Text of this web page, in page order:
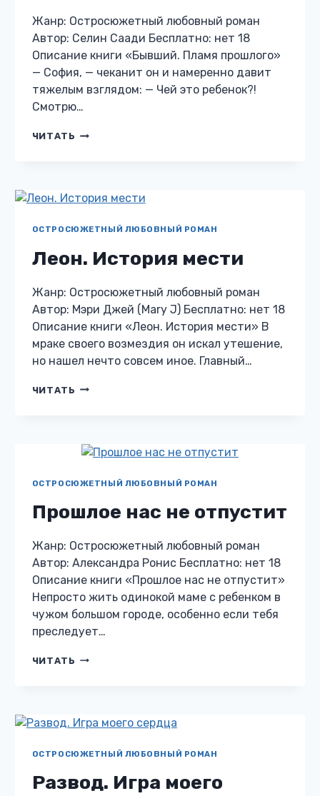
Жанр: Остросюжетный любовный роман
Автор: Селин Саади Бесплатно: нет 18
Описание книги «Бывший. Пламя прошлого»
— София, — чеканит он и намеренно давит
тяжелым взглядом: — Чей это ребенок?!
Смотрю…
ЧИТАТЬ БЫВШИЙ.
ОСТРОСЮЖЕТНЫЙ ЛЮБОВНЫЙ РОМАН
Леон. История мести
Жанр: Остросюжетный любовный роман
Автор: Мэри Джей (Mary J) Бесплатно: нет 18
Описание книги «Леон. История мести» В
мраке своего возмездия он искал утешение,
но нашел нечто совсем иное. Главный…
ЧИТАТЬ ЛЕОН.
ОСТРОСЮЖЕТНЫЙ ЛЮБОВНЫЙ РОМАН
Прошлое нас не отпустит
Жанр: Остросюжетный любовный роман
Автор: Александра Ронис Бесплатно: нет 18
Описание книги «Прошлое нас не отпустит»
Непросто жить одинокой маме с ребенком в
чужом большом городе, особенно если тебя
преследует…
ЧИТАТЬ ПРОШЛОЕ
ОСТРОСЮЖЕТНЫЙ ЛЮБОВНЫЙ РОМАН
Развод. Игра моего